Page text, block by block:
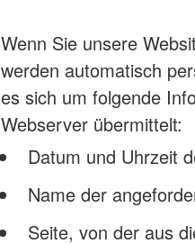
Wenn Sie unsere
werden automatisch
es sich um folgende
Webserver übermittelt:
Datum und Uhrzeit
Name der
Seite, von der aus